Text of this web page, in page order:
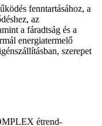
fenntartásához, a
az
a fáradtság és a
energiatermelő
szerepet
étrend-